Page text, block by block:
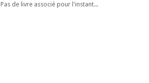
Pas de livre associé pour l'instant...